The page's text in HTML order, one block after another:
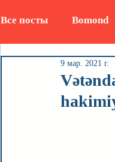
Все посты Bomond
Video
9 мар. 2021 г.